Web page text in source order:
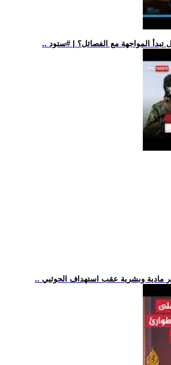
تبدأ المواجهة مع الفصائل؟ | #ستود
مادية وبشرية عقب استهداف الحوثيي